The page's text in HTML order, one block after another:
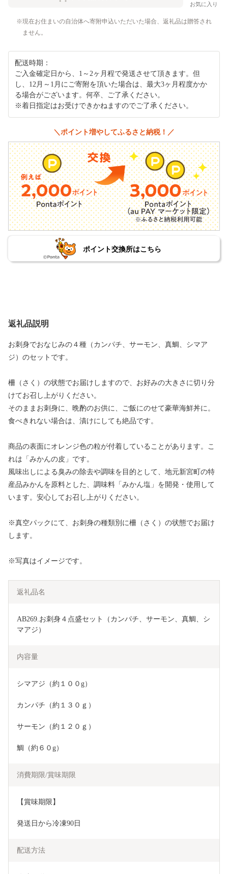
お気に入り
現在お住まいの自治体へ寄附申込いただいた場合、返礼品は贈答され
ません。
配送時期：
ご入金確定日から、1～2ヶ月程で発送させて頂きます。但
し、12月～1月にご寄附を頂いた場合は、最大3ヶ月程度かか
る場合がございます。何卒、ご了承ください。
※着日指定はお受けできかねますのでご了承ください。
＼ポイント増やしてふるさと納税！／
ポイント交換所はこちら
返礼品説明
お刺身でおなじみの４種（カンパチ、サーモン、真鯛、シマア
ジ）のセットです。
柵（さく）の状態でお届けしますので、お好みの大きさに切り分
けてお召し上がりください。
そのままお刺身に、晩酌のお供に、ご飯にのせて豪華海鮮丼に。
食べきれない場合は、漬けにしても絶品です。
商品の表面にオレンジ色の粒が付着していることがあります。こ
れは「みかんの皮」です。
風味出しによる臭みの除去や調味を目的として、地元新宮町の特
産品みかんを原料とした、調味料「みかん塩」を開発・使用して
います。安心してお召し上がりください。
※真空パックにて、お刺身の種類別に柵（さく）の状態でお届け
します。
※写真はイメージです。
返礼品名
AB269.お刺身４点盛セット（カンパチ、サーモン、真鯛、シ
マアジ）
内容量
シマアジ（約１００g）
カンパチ（約１３０ｇ）
サーモン（約１２０ｇ）
鯛（約６０g）
消費期限/賞味期限
【賞味期限】
発送日から冷凍90日
配送方法